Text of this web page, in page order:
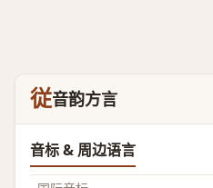
従音韵方言
音标 & 周边语言